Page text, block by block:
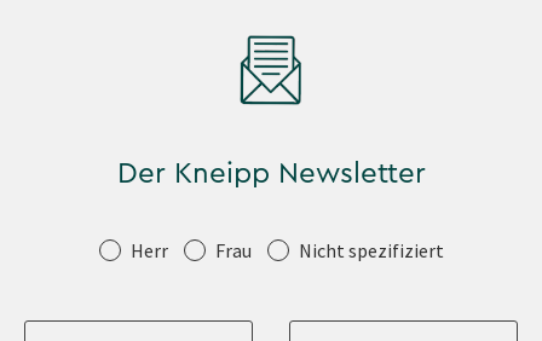
Der Kneipp Newsletter
Anrede Herr Frau Nicht spezifiziert